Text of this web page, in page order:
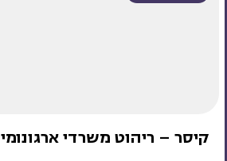
קיסר – ריהוט משרדי ארגונומי